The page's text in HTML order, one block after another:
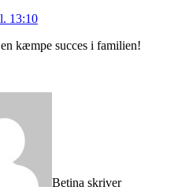
13:10
kæmpe succes i familien!
Betina skriver